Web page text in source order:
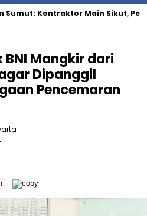
Kontraktor Main Sikut, Pejabat
BNI Mangkir dari
Dipanggil
Pencemaran